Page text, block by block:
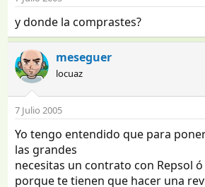
y donde la comprastes?
meseguer
locuaz
7 Julio 2005
Yo tengo entendido que para
las grandes
necesitas un contrato con Repsol ó
porque te tienen que hacer una